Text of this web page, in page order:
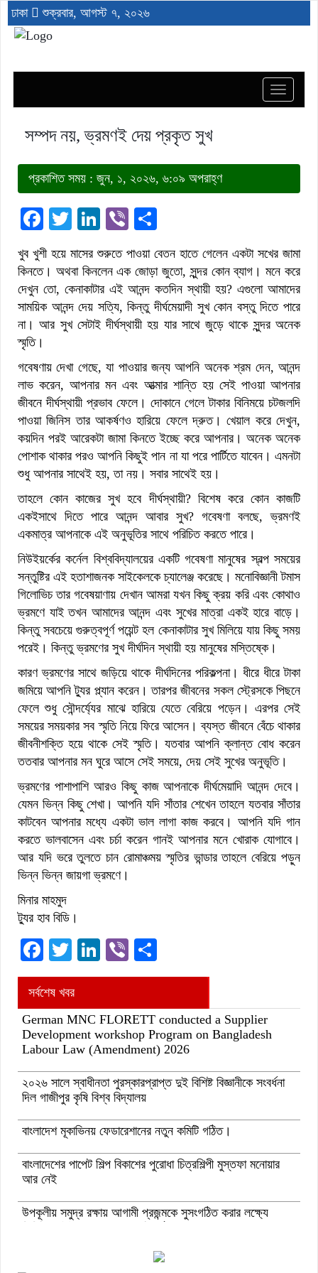
ঢাকা শুক্রবার, আগস্ট ৭, ২০২৬
Toggle
সম্পদ নয়, ভ্রমণই দেয় প্রকৃত সুখ
প্রকাশিত সময় : জুন, ১, ২০২৬, ৬:০৯ অপরাহ্ণ
Facebook
TwitterLinkedIn
Viber
খুব খুশী হয়ে মাসের শুরুতে পাওয়া বেতন হাতে গেলেন একটা সখের জামা
কিনতে। অথবা কিনলেন এক জোড়া জুতো, সুন্দর কোন ব্যাগ। মনে করে
দেখুন তো, কেনাকাটার এই আনন্দ কতদিন স্থায়ী হয়? এগুলো আমাদের
সাময়িক আনন্দ দেয় সত্যি, কিন্তু দীর্ঘমেয়াদী সুখ কোন বস্তু দিতে পারে
না। আর সুখ সেটাই দীর্ঘস্থায়ী হয় যার সাথে জুড়ে থাকে সুন্দর অনেক
স্মৃতি।
গবেষণায় দেখা গেছে, যা পাওয়ার জন্য আপনি অনেক শ্রম দেন, আনন্দ
লাভ করেন, আপনার মন এবং আত্মার শান্তি হয় সেই পাওয়া আপনার
জীবনে দীর্ঘস্থায়ী প্রভাব ফেলে। দোকানে গেলে টাকার বিনিময়ে চটজলদি
পাওয়া জিনিস তার আকর্ষণও হারিয়ে ফেলে দ্রুত। খেয়াল করে দেখুন,
কয়দিন পরই আরেকটা জামা কিনতে ইচ্ছে করে আপনার। অনেক অনেক
পোশাক থাকার পরও আপনি কিছুই পান না যা পরে পার্টিতে যাবেন। এমনটা
শুধু আপনার সাথেই হয়, তা নয়। সবার সাথেই হয়।
তাহলে কোন কাজের সুখ হবে দীর্ঘস্থায়ী? বিশেষ করে কোন কাজটি
একইসাথে দিতে পারে আনন্দ আবার সুখ? গবেষণা বলছে, ভ্রমণই
একমাত্র আপনাকে এই অনুভূতির সাথে পরিচিত করতে পারে।
নিউইয়র্কের কর্নেল বিশ্ববিদ্যালয়ের একটি গবেষণা মানুষের স্বল্প সময়ের
সন্তুষ্টির এই হতাশাজনক সাইকেলকে চ্যালেঞ্জ করেছে। মনোবিজ্ঞানী টমাস
গিলোভিচ তার গবেষয়াণায় দেখান আমরা যখন কিছু ক্রয় করি এবং কোথাও
ভ্রমণে যাই তখন আমাদের আনন্দ এবং সুখের মাত্রা একই হারে বাড়ে।
কিন্তু সবচেয়ে গুরুত্বপূর্ণ পয়েন্ট হল কেনাকাটার সুখ মিলিয়ে যায় কিছু সময়
পরেই। কিন্তু ভ্রমণের সুখ দীর্ঘদিন স্থায়ী হয় মানুষের মস্তিষ্কে।
কারণ ভ্রমণের সাথে জড়িয়ে থাকে দীর্ঘদিনের পরিকল্পনা। ধীরে ধীরে টাকা
জমিয়ে আপনি ট্যুর প্ল্যান করেন। তারপর জীবনের সকল স্ট্রেসকে পিছনে
ফেলে শুধু সৌন্দর্য্যের মাঝে হারিয়ে যেতে বেরিয়ে পড়েন। এরপর সেই
সময়ের সময়কার সব স্মৃতি নিয়ে ফিরে আসেন। ব্যস্ত জীবনে বেঁচে থাকার
জীবনীশক্তি হয়ে থাকে সেই স্মৃতি। যতবার আপনি ক্লান্ত বোধ করেন
ততবার আপনার মন ঘুরে আসে সেই সময়ে, দেয় সেই সুখের অনুভূতি।
ভ্রমণের পাশাপাশি আরও কিছু কাজ আপনাকে দীর্ঘমেয়াদি আনন্দ দেবে।
যেমন ভিন্ন কিছু শেখা। আপনি যদি সাঁতার শেখেন তাহলে যতবার সাঁতার
কাটবেন আপনার মধ্যে একটা ভাল লাগা কাজ করবে। আপনি যদি গান
করতে ভালবাসেন এবং চর্চা করেন গানই আপনার মনে খোরাক যোগাবে।
আর যদি ভরে তুলতে চান রোমাঞ্চময় স্মৃতির ভান্ডার তাহলে বেরিয়ে পড়ুন
ভিন্ন ভিন্ন জায়গা ভ্রমণে।
মিনার মাহমুদ
ট্যুর হাব বিডি।
Facebook
TwitterLinkedIn
Viber
সর্বশেষ খবর
German MNC FLORETT conducted a Supplier
Development workshop Program on Bangladesh
Labour Law (Amendment) 2026
২০২৬ সালে স্বাধীনতা পুরস্কারপ্রাপ্ত দুই বিশিষ্ট বিজ্ঞানীকে সংবর্ধনা
দিল গাজীপুর কৃষি বিশ্ব বিদ্যালয়
বাংলাদেশ মূকাভিনয় ফেডারেশানের নতুন কমিটি গঠিত।
বাংলাদেশের পাপেট শিল্প বিকাশের পুরোধা চিত্রশিল্পী মুস্তফা মনোয়ার
আর নেই
উপকূলীয় সমুদ্র রক্ষায় আগামী প্রজন্মকে সুসংগঠিত করার লক্ষ্যে
“বাংলাদেশ ইনস্টিটিউট অব ট্যুরিজম অ্যান্ড হসপিটালিটি” তে ৬ মাস